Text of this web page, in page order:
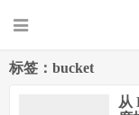
标签：bucket
从